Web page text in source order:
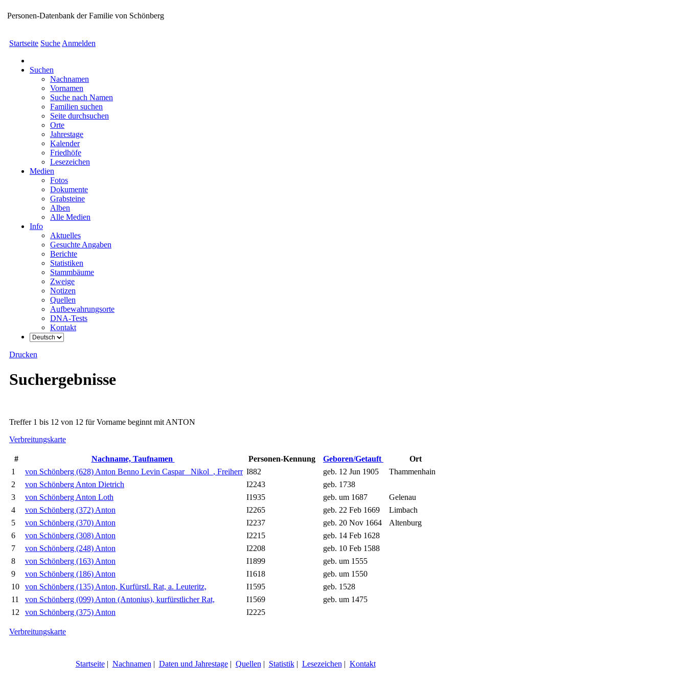
Personen-Datenbank der Familie von Schönberg
Startseite Suche Anmelden
Suchen
Nachnamen
Vornamen
Suche nach Namen
Familien suchen
Seite durchsuchen
Orte
Jahrestage
Kalender
Friedhöfe
Lesezeichen
Medien
Fotos
Dokumente
Grabsteine
Alben
Alle Medien
Info
Aktuelles
Gesuchte Angaben
Berichte
Statistiken
Stammbäume
Zweige
Notizen
Quellen
Aufbewahrungsorte
DNA-Tests
Kontakt
Drucken
Suchergebnisse
Treffer 1 bis 12 von 12 für Vorname beginnt mit ANTON
Verbreitungskarte
# Nachname, Taufnamen Personen-Kennung Geboren/Getauft
Ort
1
von Schönberg (628) Anton Benno Levin Caspar _Nikol_, Freiherr I882 geb. 12 Jun 1905
Thammenhain
2
von Schönberg Anton Dietrich I2243
geb. 1738
3
von Schönberg Anton Loth I1935 geb. um 1687
Gelenau
4
von Schönberg (372) Anton I2265 geb. 22 Feb 1669
Limbach
5
von Schönberg (370) Anton I2237 geb. 20 Nov 1664
Altenburg
6
von Schönberg (308) Anton I2215
geb. 14 Feb 1628
7
von Schönberg (248) Anton I2208
geb. 10 Feb 1588
8
von Schönberg (163) Anton I1899
geb. um 1555
9
von Schönberg (186) Anton I1618
geb. um 1550
10
von Schönberg (135) Anton, Kurfürstl. Rat, a. Leuteritz, I1595
geb. 1528
11
von Schönberg (099) Anton (Antonius), kurfürstlicher Rat, I1569
geb. um 1475
12
von Schönberg (375) Anton I2225
Verbreitungskarte
Startseite| Nachnamen | Daten und Jahrestage| Quellen | Statistik| Lesezeichen | Kontakt